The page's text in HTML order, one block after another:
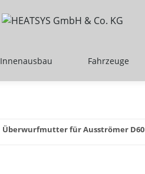
Innenausbau Fahrzeuge
Überwurfmutter für Ausströmer D60